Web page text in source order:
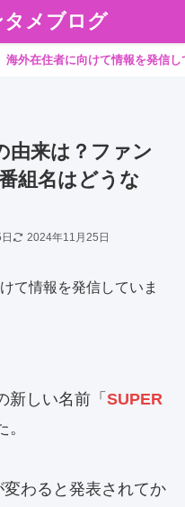
メブログ
向けて情報を発信しています。
由来は？ファン
組名はどうな
2024年11月25日
て情報を発信していま
新しい名前「 SUPER
変わると発表されてか